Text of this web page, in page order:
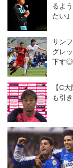
るよ
たい｣
サン
グレ
下す
【C
も引